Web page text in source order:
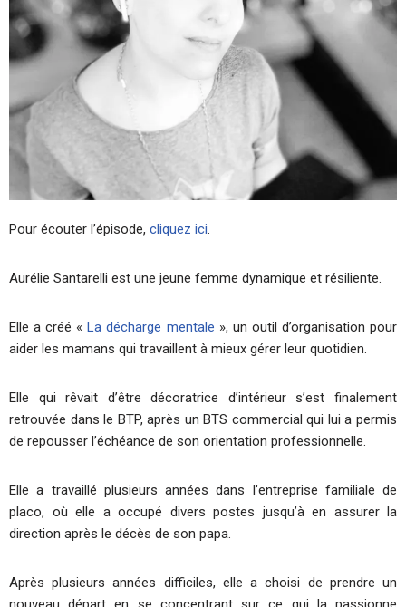
Pour écouter l’épisode, cliquez ici.
Aurélie Santarelli est une jeune femme dynamique et résiliente.
Elle a créé «La décharge mentale », un outil d’organisation pour
aider les mamans qui travaillent à mieux gérer leur quotidien.
Elle qui rêvait d’être décoratrice d’intérieur s’est finalement
retrouvée dans le BTP, après un BTS commercial qui lui a permis
de repousser l’échéance de son orientation professionnelle.
Elle a travaillé plusieurs années dans l’entreprise familiale de
placo, où elle a occupé divers postes jusqu’à en assurer la
direction après le décès de son papa.
Après plusieurs années difficiles, elle a choisi de prendre un